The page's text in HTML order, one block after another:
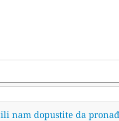
ili nam dopustite da